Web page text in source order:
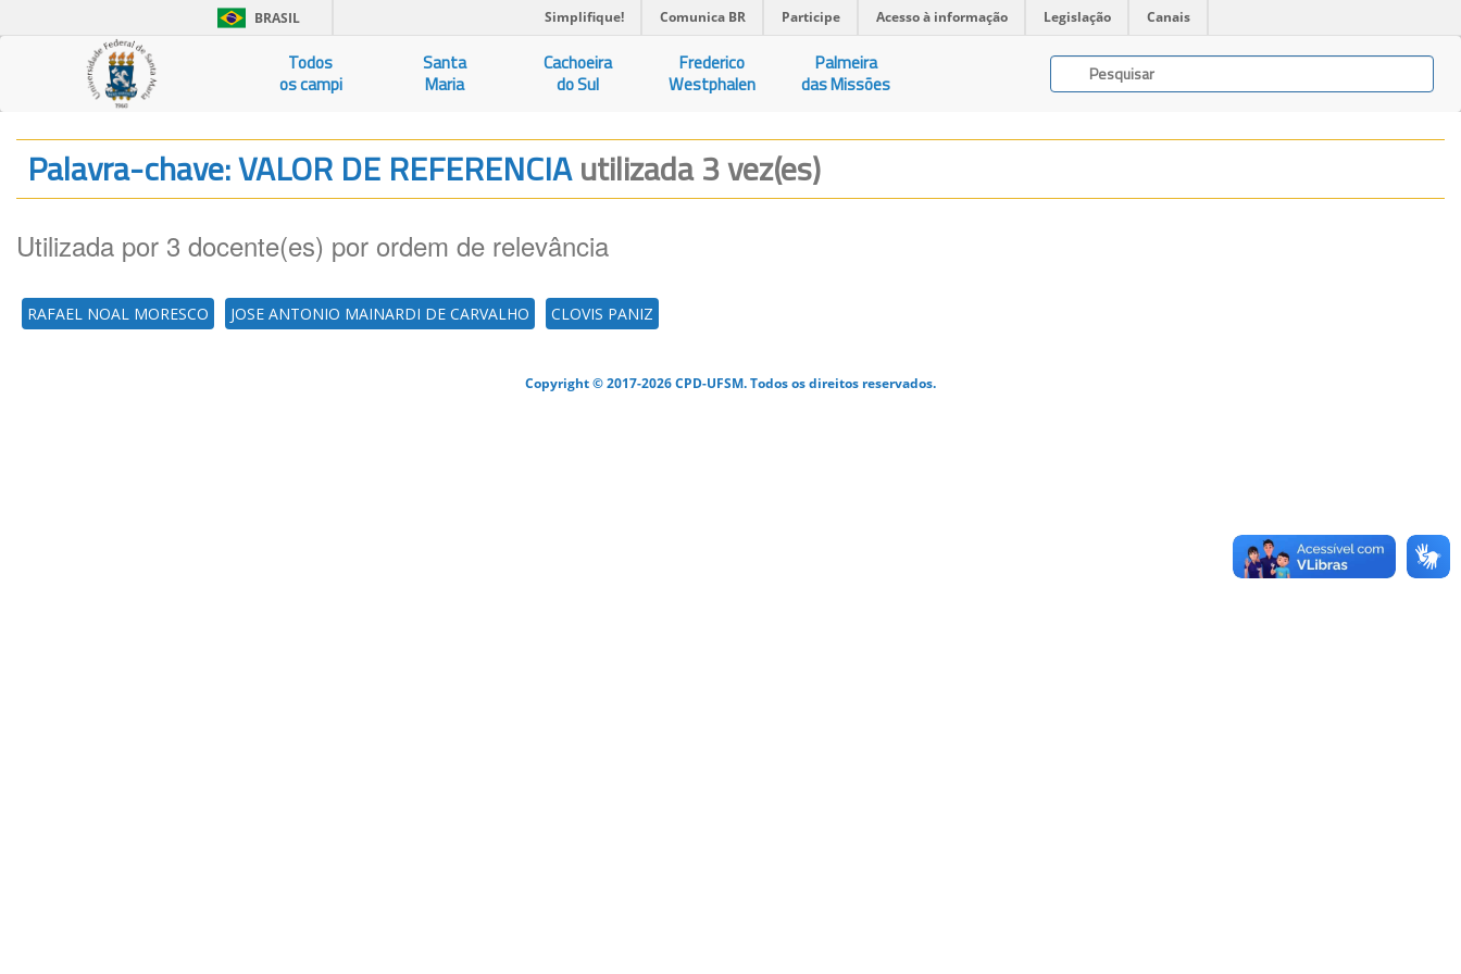
BRASIL Simplifique! Comunica BR Participe Acesso à informação Legislação Canais
Todos
os campi
Santa
Maria
Cachoeira
do Sul
Frederico
Westphalen
Palmeira
das Missões
Palavra-chave: VALOR DE REFERENCIAutilizada 3 vez(es)
Utilizada por 3 docente(es) por ordem de relevância
RAFAEL NOAL MORESCO JOSE ANTONIO MAINARDI DE CARVALHO CLOVIS PANIZ
Copyright © 2017-2026 CPD-UFSM. Todos os direitos reservados.